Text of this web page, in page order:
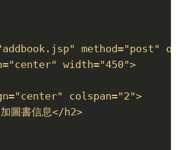
method="post"
width="450">
colspan="2">
圖書信息</h2>